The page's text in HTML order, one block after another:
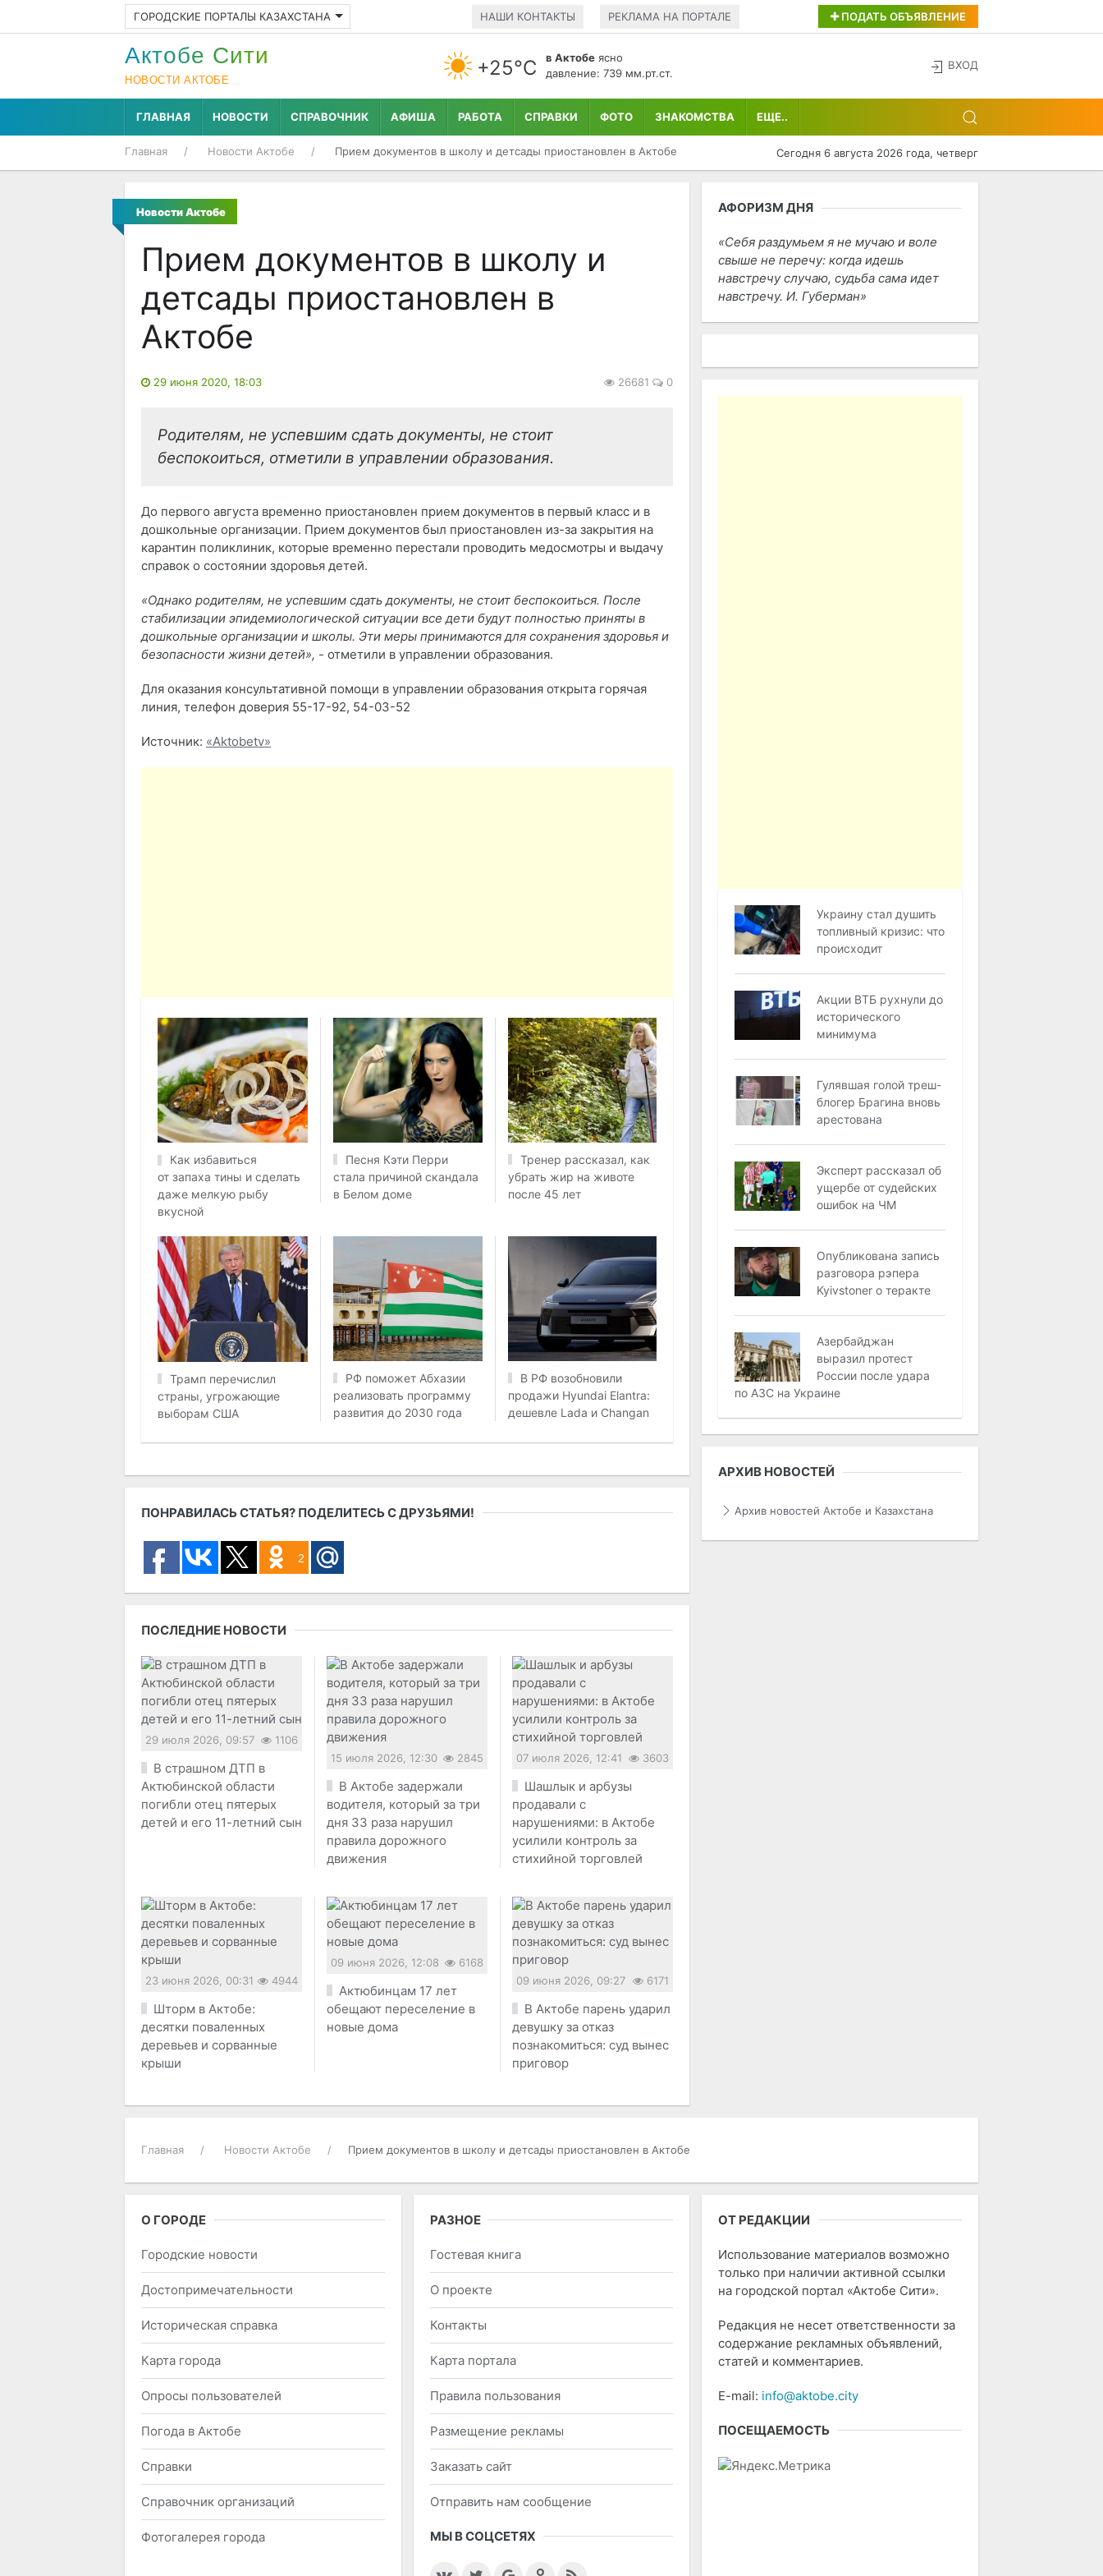
ГОРОДСКИЕ ПОРТАЛЫ КАЗАХСТАНА НАШИ КОНТАКТЫ РЕКЛАМА НА ПОРТАЛЕ ПОДАТЬ ОБЪЯВЛЕНИЕ
Актобе Cити
НОВОСТИ АКТОБЕ
+25°С в Актобе ясно
давление: 739 мм.рт.ст.
ВХОД
ГЛАВНАЯ НОВОСТИ СПРАВОЧНИК АФИША РАБОТА СПРАВКИ ФОТО ЗНАКОМСТВА ЕЩЕ..
Главная Новости Актобе Прием документов в школу и детсады приостановлен в Актобе Сегодня 6 августа 2026 года, четверг
Новости Актобе
Прием документов в школу и
детсады приостановлен в
Актобе
29 июня 2020, 18:03 26681 0
Родителям, не успевшим сдать документы, не стоит
беспокоиться, отметили в управлении образования.
До первого августа временно приостановлен прием документов в первый класс и в
дошкольные организации. Прием документов был приостановлен из-за закрытия на
карантин поликлиник, которые временно перестали проводить медосмотры и выдачу
справок о состоянии здоровья детей.
«Однако родителям, не успевшим сдать документы, не стоит беспокоиться. После
стабилизации эпидемиологической ситуации все дети будут полностью приняты в
дошкольные организации и школы. Эти меры принимаются для сохранения здоровья и
безопасности жизни детей», - отметили в управлении образования.
Для оказания консультативной помощи в управлении образования открыта горячая
линия, телефон доверия 55-17-92, 54-03-52
Источник: «Aktobetv»
Как избавиться
от запаха тины и сделать
даже мелкую рыбу
вкусной
Песня Кэти Перри
стала причиной скандала
в Белом доме
Тренер рассказал, как
убрать жир на животе
после 45 лет
Трамп перечислил
страны, угрожающие
выборам США
РФ поможет Абхазии
реализовать программу
развития до 2030 года
В РФ возобновили
продажи Hyundai Elantra:
дешевле Lada и Changan
ПОНРАВИЛАСЬ СТАТЬЯ? ПОДЕЛИТЕСЬ С ДРУЗЬЯМИ!
2
ПОСЛЕДНИЕ НОВОСТИ
29 июля 2026, 09:57 1106
В страшном ДТП в
Актюбинской области
погибли отец пятерых
детей и его 11-летний сын
15 июля 2026, 12:30 2845
В Актобе задержали
водителя, который за три
дня 33 раза нарушил
правила дорожного
движения
07 июля 2026, 12:41 3603
Шашлык и арбузы
продавали с
нарушениями: в Актобе
усилили контроль за
стихийной торговлей
23 июня 2026, 00:31 4944
Шторм в Актобе:
десятки поваленных
деревьев и сорванные
крыши
09 июня 2026, 12:08 6168
Актюбинцам 17 лет
обещают переселение в
новые дома
09 июня 2026, 09:27 6171
В Актобе парень ударил
девушку за отказ
познакомиться: суд вынес
приговор
АФОРИЗМ ДНЯ
Себя раздумьем я не мучаю и воле
свыше не перечу: когда идешь
навстречу случаю, судьба сама идет
навстречу. И. Губерман
Украину стал душить
топливный кризис: что
происходит
Акции ВТБ рухнули до
исторического
минимума
Гулявшая голой треш-
блогер Брагина вновь
арестована
Эксперт рассказал об
ущербе от судейских
ошибок на ЧМ
Опубликована запись
разговора рэпера
Kyivstoner о теракте
Азербайджан
выразил протест
России после удара
по АЗС на Украине
АРХИВ НОВОСТЕЙ
Архив новостей Актобе и Казахстана
Главная Новости Актобе Прием документов в школу и детсады приостановлен в Актобе
О ГОРОДЕ
Городские новости
Достопримечательности
Историческая справка
Карта города
Опросы пользователей
Погода в Актобе
Справки
Справочник организаций
Фотогалерея города
РАЗНОЕ
Гостевая книга
О проекте
Контакты
Карта портала
Правила пользования
Размещение рекламы
Заказать сайт
Отправить нам сообщение
МЫ В СОЦСЕТЯХ
ОТ РЕДАКЦИИ
Использование материалов возможно
только при наличии активной ссылки
на городской портал «Актобе Сити».
Редакция не несет ответственности за
содержание рекламных объявлений,
статей и комментариев.
E-mail: info@aktobe.city
ПОСЕЩАЕМОСТЬ